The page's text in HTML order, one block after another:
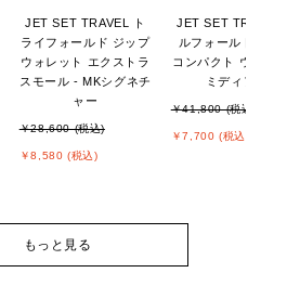
JET SET TRAVEL ト
ライフォールド ジップ
ウォレット エクストラ
スモール - MKシグネチ
ャー
￥28,600 (税込)
￥8,580 (税込)
JET SET TRAVEL ビ
ルフォールド ジップ
コンパクト ウォレッ
ミディアム
￥41,800 (税込)
￥7,700 (税込)
もっと見る